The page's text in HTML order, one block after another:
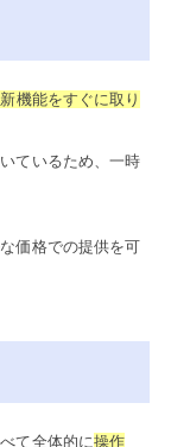
機能をすぐに取り
ているため、一時
価格での提供を可
て全体的に操作